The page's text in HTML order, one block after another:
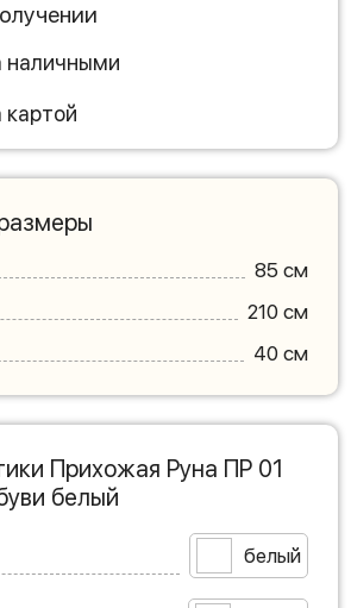
наличными
85 см
210 см
40 см
Прихожая Руна ПР 01
белый
белый